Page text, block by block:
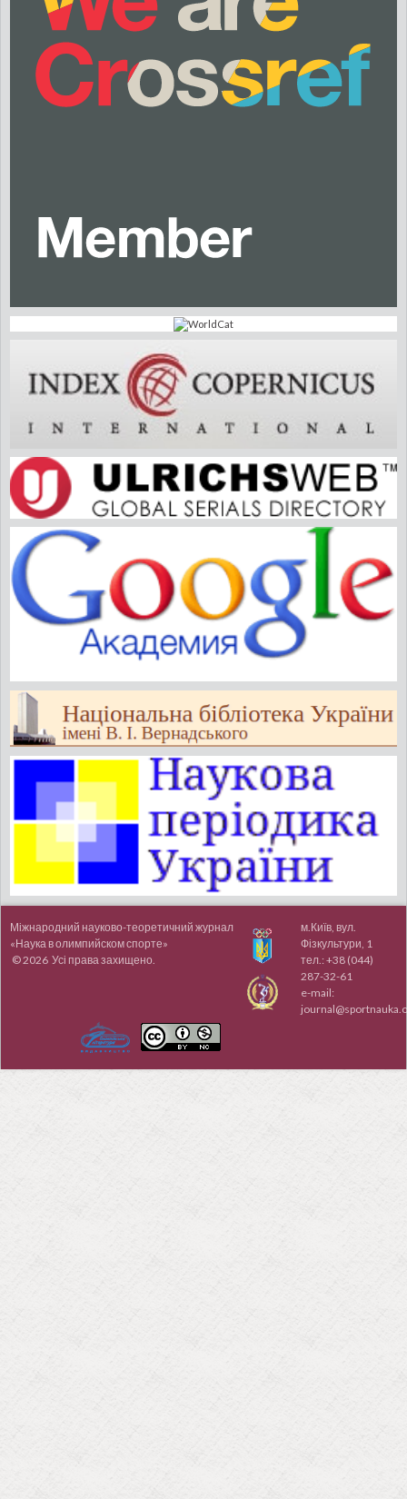
Міжнародний науково-теоретичний журнал
«Наука в олимпийском спорте»
© 2026 Усі права захищено.
м.Київ, вул.
Фізкультури, 1
тел.: +38 (044)
287-32-61
e-mail: